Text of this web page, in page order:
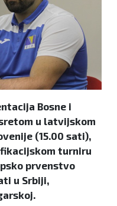
Bosne i
u latvijskom
(15.00 sati),
turniru
prvenstvo
u Srbiji,